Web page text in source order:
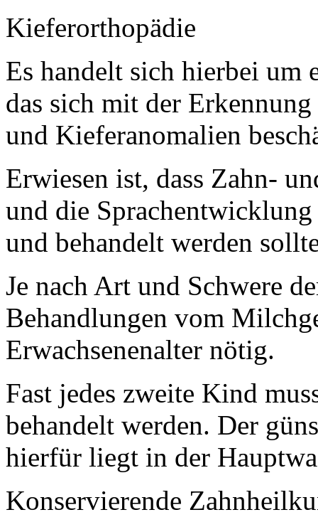
Kieferorthopädie
Es handelt sich hierbei um
das sich mit der
und Kieferanomalien
Erwiesen ist, dass Zahn-
und die
und behandelt werden
Je nach Art und Schwere
Behandlungen vom
Erwachsenenalter nötig.
Fast jedes zweite Kind
behandelt werden. Der
hierfür liegt in der
Konservierende